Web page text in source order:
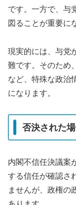
です。一方で、与
図ることが重要に
現実的には、与党
難です。そのため
など、特殊な政治
になります。
否決された
内閣不信任決議案
する信任が確認さ
ませんが、政権の